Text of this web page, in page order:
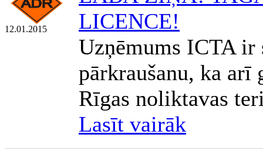
12.01.2015
LICENCE!
Uzņēmums ICTA
pārkraušanu, ka arī
Rīgas noliktavas
Lasīt vairāk